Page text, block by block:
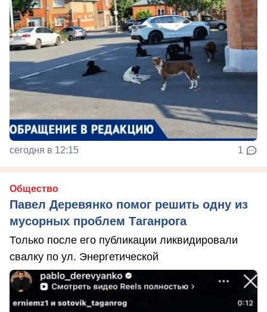
сегодня в 12:15 1
Общество
Павел Деревянко помог решить одну из
мусорных проблем Таганрога
Только после его публикации ликвидировали
свалку по ул. Энергетической